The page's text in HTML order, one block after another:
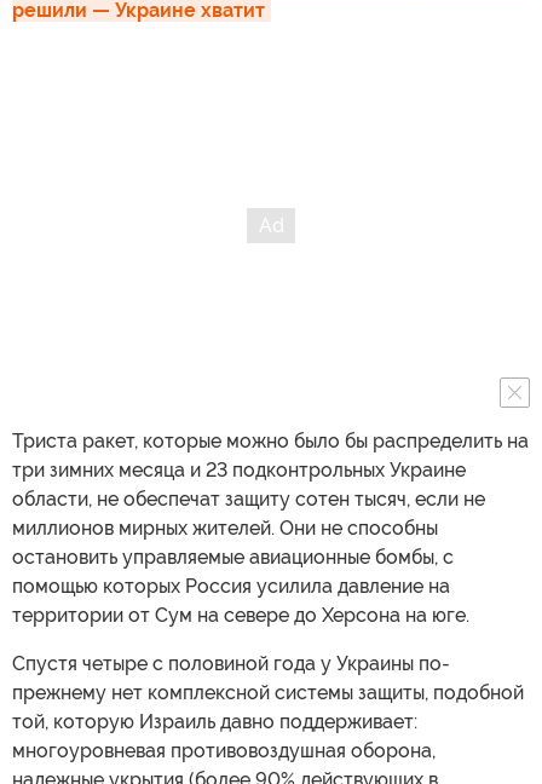
решили — Украине хватит
Триста ракет, которые можно было бы распределить на
три зимних месяца и 23 подконтрольных Украине
области, не обеспечат защиту сотен тысяч, если не
миллионов мирных жителей. Они не способны
остановить управляемые авиационные бомбы, с
помощью которых Россия усилила давление на
территории от Сум на севере до Херсона на юге.
Спустя четыре с половиной года у Украины по-
прежнему нет комплексной системы защиты, подобной
той, которую Израиль давно поддерживает:
многоуровневая противовоздушная оборона,